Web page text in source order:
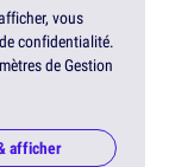
vous
confidentialité.
de Gestion
afficher